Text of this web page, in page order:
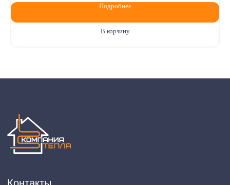
Подробнее
В корзину